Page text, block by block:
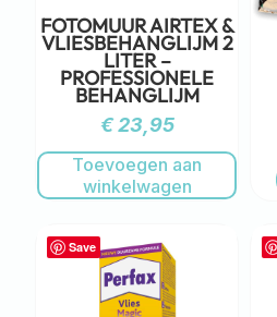
FOTOMUUR AIRTEX &
VLIESBEHANGLIJM 2
LITER –
PROFESSIONELE
BEHANGLIJM
€23,95
Toevoegen aan
winkelwagen
Save